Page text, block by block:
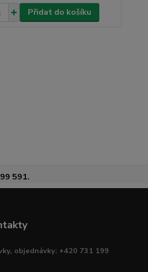
Přidat do košíku
591.
objednávky: +420 731 199